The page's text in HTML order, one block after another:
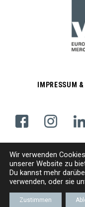
IMPRESSUM
© VMM | EUROPÄISCHER
Wir verwenden
unserer Website zu
Du kannst mehr
verwenden, oder sie
Zustimmen